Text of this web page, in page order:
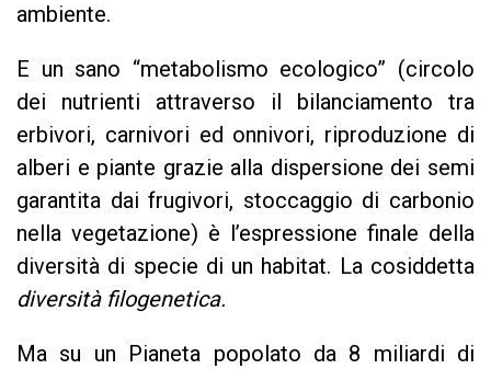
ambiente.
E un sano “metabolismo ecologico” (circolo
dei nutrienti attraverso il bilanciamento tra
erbivori, carnivori ed onnivori, riproduzione di
alberi e piante grazie alla dispersione dei semi
garantita dai frugivori, stoccaggio di carbonio
nella vegetazione) è l’espressione finale della
diversità di specie di un habitat. La cosiddetta
diversità filogenetica.
Ma su un Pianeta popolato da 8 miliardi di